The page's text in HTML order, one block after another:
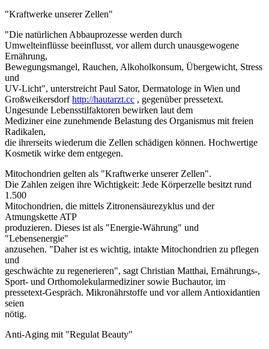
"Kraftwerke unserer Zellen"
"Die natürlichen Abbauprozesse werden durch
Umwelteinflüsse beeinflusst, vor allem durch unausgewogene
Ernährung,
Bewegungsmangel, Rauchen, Alkoholkonsum, Übergewicht, Stress
und
UV-Licht", unterstreicht Paul Sator, Dermatologe in Wien und
Großweikersdorfhttp://hautarzt.cc , gegenüber pressetext.
Ungesunde Lebensstilfaktoren bewirken laut dem
Mediziner eine zunehmende Belastung des Organismus mit freien
Radikalen,
die ihrerseits wiederum die Zellen schädigen können. Hochwertige
Kosmetik wirke dem entgegen.
Mitochondrien gelten als "Kraftwerke unserer Zellen".
Die Zahlen zeigen ihre Wichtigkeit: Jede Körperzelle besitzt rund
1.500
Mitochondrien, die mittels Zitronensäurezyklus und der
Atmungskette ATP
produzieren. Dieses ist als "Energie-Währung" und
"Lebensenergie"
anzusehen. "Daher ist es wichtig, intakte Mitochondrien zu pflegen
und
geschwächte zu regenerieren", sagt Christian Matthai, Ernährungs-,
Sport- und Orthomolekularmediziner sowie Buchautor, im
pressetext-Gespräch. Mikronährstoffe und vor allem Antioxidantien
seien
nötig.
Anti-Aging mit "Regulat Beauty"